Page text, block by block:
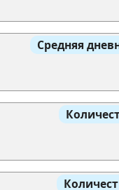
Средняя